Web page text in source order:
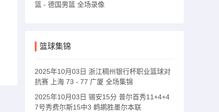
篮 - 德国男篮 全场录像
篮球集锦
2025年10月03日 浙江稠州银行杯职业篮球对
抗赛 上海 73 - 77 广厦 全场集锦
2025年10月03日 锡安15分 普尔首秀11+4+4
7号秀费尔斯15中3 鹈鹕胜墨尔本联